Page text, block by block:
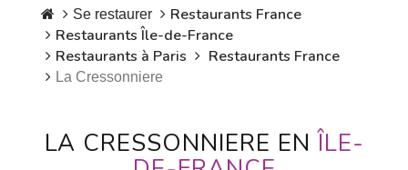
Se restaurer
Restaurants France
Restaurants Île-de-France
Restaurants à Paris
Restaurants France
La Cressonniere
LA CRESSONNIERE ENÎLE-